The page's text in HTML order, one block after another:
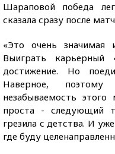
Шараповой победа
сказала сразу после
«Это очень значимая
Выиграть
достижение. Но
Наверное,
незабываемость
проста - следующий
грезила с детства. И
где буду